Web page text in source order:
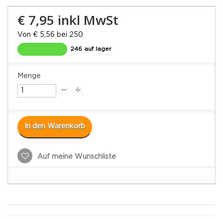
€ 7,95 inkl MwSt
Von € 5,56 bei 250
246 auf lager
Menge
In den Warenkorb
Auf meine Wunschliste